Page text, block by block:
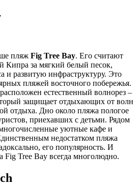
пляж Fig Tree Bay. Его считают
Кипра за мягкий белый песок,
и развитую инфраструктуру. Это
пляжей восточного побережья.
естественный волнорез –
защищает отдыхающих от волн
отдыха. Дно около пляжа пологое
приехавших с детьми. Рядом
уютные кафе и
недостатком пляжа
его популярность. И
Tree Bay всегда многолюдно.